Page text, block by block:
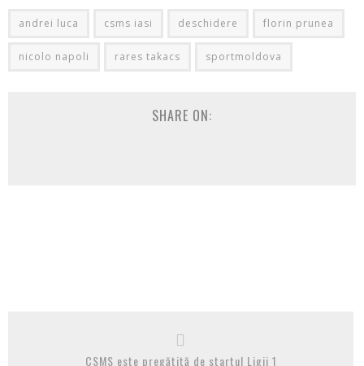
andrei luca csms iasi deschidere florin prunea
nicolo napoli rares takacs sportmoldova
SHARE ON:
CSMS este pregătită de startul Ligii 1